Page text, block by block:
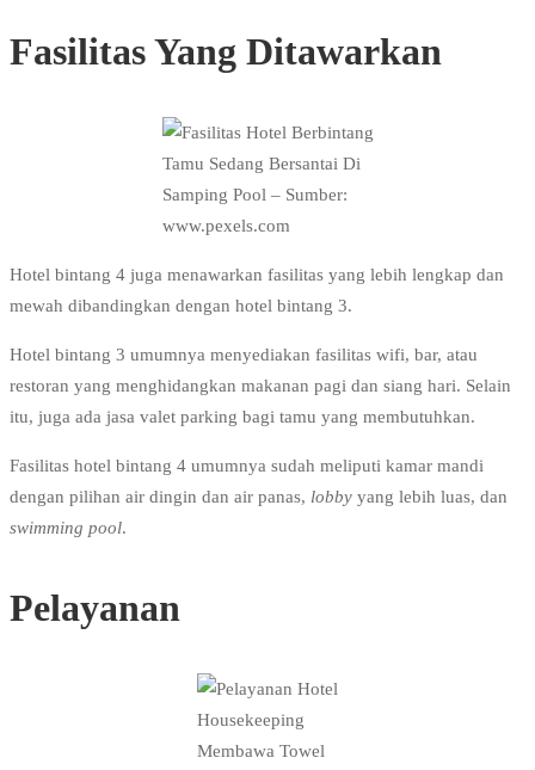
Fasilitas Yang Ditawarkan
Tamu Sedang Bersantai Di
Samping Pool – Sumber:
www.pexels.com
Hotel bintang 4 juga menawarkan fasilitas yang lebih lengkap dan
mewah dibandingkan dengan hotel bintang 3.
Hotel bintang 3 umumnya menyediakan fasilitas wifi, bar, atau
restoran yang menghidangkan makanan pagi dan siang hari. Selain
itu, juga ada jasa valet parking bagi tamu yang membutuhkan.
Fasilitas hotel bintang 4 umumnya sudah meliputi kamar mandi
dengan pilihan air dingin dan air panas, lobby yang lebih luas, dan
swimming pool.
Pelayanan
Housekeeping
Membawa Towel